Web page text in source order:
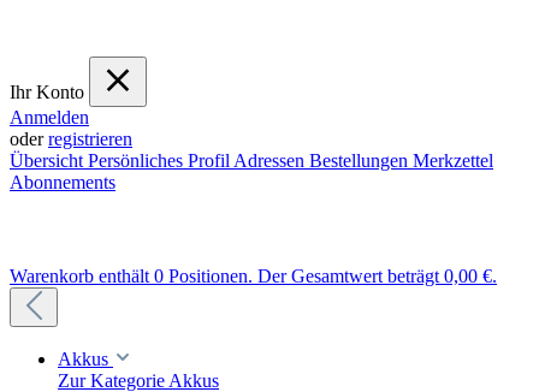
Ihr Konto
Anmelden
oderregistrieren
Übersicht Persönliches Profil Adressen Bestellungen Merkzettel
Abonnements
Warenkorb enthält 0 Positionen. Der Gesamtwert beträgt 0,00 €.
Akkus
Zur Kategorie Akkus